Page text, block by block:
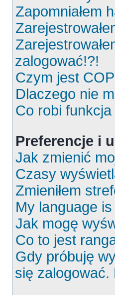
Zapomniałem
zalogować!?!
Czym jest
Dlaczego nie
Co robi
Preferencje i
Jak zmienić
Czasy
Zmieniłem
My language
Jak mogę
Co to jest
Gdy próbuję
się zalogować.